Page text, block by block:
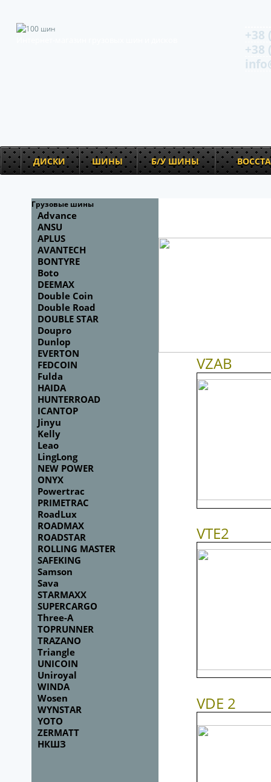
+38
+38
ДИСКИ ШИНЫ Б/У ШИНЫ
Грузовые шины
Advance
ANSU
APLUS
AVANTECH
BONTYRE
Boto
DEEMAX
Double Coin
Double Road
DOUBLE STAR
Doupro
Dunlop
EVERTON
FEDCOIN
Fulda
HAIDA
HUNTERROAD
ICANTOP
Jinyu
Kelly
Leao
LingLong
NEW POWER
ONYX
Powertrac
PRIMETRAC
RoadLux
ROADMAX
ROADSTAR
ROLLING MASTER
SAFEKING
Samson
Sava
STARMAXX
SUPERCARGO
Three-A
TOPRUNNER
TRAZANO
Triangle
UNICOIN
Uniroyal
WINDA
Wosen
WYNSTAR
YOTO
ZERMATT
НКШЗ
VZAB
VTE2
VDE 2